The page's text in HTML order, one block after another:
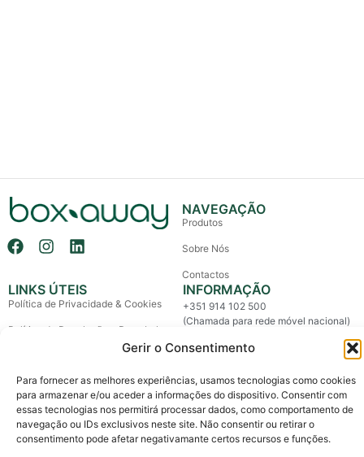
Gerir o Consentimento
Para fornecer as melhores experiências, usamos tecnologias como cookies
para armazenar e/ou aceder a informações do dispositivo. Consentir com
essas tecnologias nos permitirá processar dados, como comportamento de
navegação ou IDs exclusivos neste site. Não consentir ou retirar o
consentimento pode afetar negativamante certos recursos e funções.
NAVEGAÇÃO
Produtos
Sobre Nós
Contactos
LINKS ÚTEIS
Política de Privacidade & Cookies
Política de Devolução e Reembolso
Litígios de Consumo
Livro de Reclamações
INFORMAÇÃO
+351 914 102 500
(Chamada para rede móvel nacional)
info@boxaway.pt
Copyright © 2026 Box Away – All Rights Reserved.